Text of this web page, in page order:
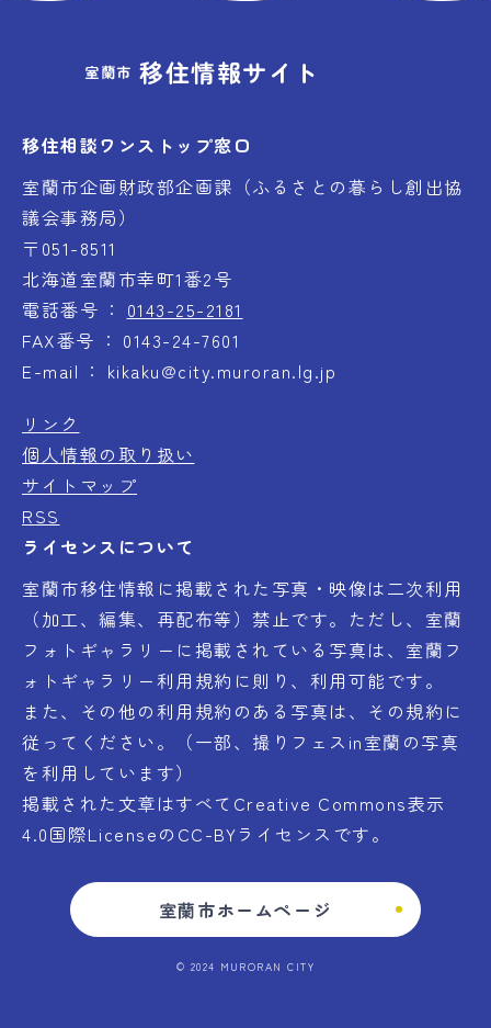
室蘭市 移住情報サイト
移住相談ワンストップ窓口
室蘭市企画財政部企画課（ふるさとの暮らし創出協
議会事務局）
〒051-8511
北海道室蘭市幸町1番2号
電話番号
0143-25-2181
FAX番号
0143-24-7601
E-mail
kikaku@city.muroran.lg.jp
リンク
個人情報の取り扱い
サイトマップ
RSS
ライセンスについて
室蘭市移住情報に掲載された写真・映像は二次利用
（加工、編集、再配布等）禁止です。ただし、室蘭
フォトギャラリーに掲載されている写真は、室蘭フ
ォトギャラリー利用規約に則り、利用可能です。
また、その他の利用規約のある写真は、その規約に
従ってください。（一部、撮りフェスin室蘭の写真
を利用しています）
掲載された文章はすべてCreative Commons表示
4.0国際LicenseのCC-BYライセンスです。
室蘭市ホームページ
© 2024 MURORAN CITY